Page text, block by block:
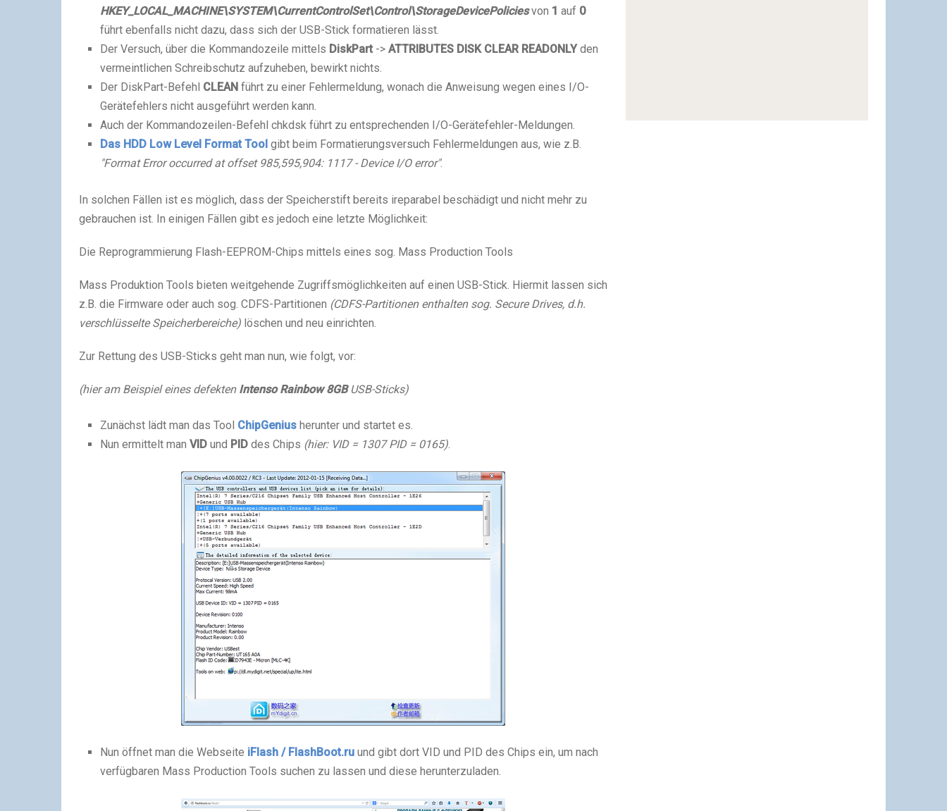
HKEY_LOCAL_MACHINE\SYSTEM\CurrentControlSet\Control\StorageDevicePoliciesvon 1 auf 0
führt ebenfalls nicht dazu, dass sich der USB-Stick formatieren lässt.
Der Versuch, über die Kommandozeile mittels DiskPart ->ATTRIBUTES DISK CLEAR READONLYden
vermeintlichen Schreibschutz aufzuheben, bewirkt nichts.
Der DiskPart-Befehl CLEAN führt zu einer Fehlermeldung, wonach die Anweisung wegen eines I/O-
Gerätefehlers nicht ausgeführt werden kann.
Auch der Kommandozeilen-Befehl chkdsk führt zu entsprechenden I/O-Gerätefehler-Meldungen.
Das HDD Low Level Format Tool gibt beim Formatierungsversuch Fehlermeldungen aus, wie z.B.
"Format Error occurred at offset 985,595,904: 1117 - Device I/O error".
In solchen Fällen ist es möglich, dass der Speicherstift bereits ireparabel beschädigt und nicht mehr zu
gebrauchen ist. In einigen Fällen gibt es jedoch eine letzte Möglichkeit:
Die Reprogrammierung Flash-EEPROM-Chips mittels eines sog. Mass Production Tools
Mass Produktion Tools bieten weitgehende Zugriffsmöglichkeiten auf einen USB-Stick. Hiermit lassen sich
z.B. die Firmware oder auch sog. CDFS-Partitionen (CDFS-Partitionen enthalten sog. Secure Drives, d.h.
verschlüsselte Speicherbereiche) löschen und neu einrichten.
Zur Rettung des USB-Sticks geht man nun, wie folgt, vor:
(hier am Beispiel eines defekten Intenso Rainbow 8GBUSB-Sticks)
Zunächst lädt man das Tool ChipGenius herunter und startet es.
Nun ermittelt manVID und PID des Chips (hier: VID = 1307 PID = 0165).
Nun öffnet man die Webseite iFlash/ FlashBoot.ru und gibt dort VID und PID des Chips ein, um nach
verfügbaren Mass Production Tools suchen zu lassen und diese herunterzuladen.